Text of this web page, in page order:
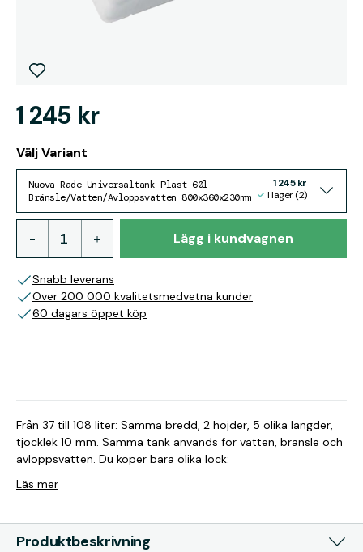
1 245 kr
Välj Variant
Nuova Rade Universaltank Plast 60l
Bränsle/Vatten/Avloppsvatten 800x360x230mm
1 245 kr
I lager (2)
Lägg i kundvagnen
Snabb leverans
Över 200 000 kvalitetsmedvetna kunder
60 dagars öppet köp
Från 37 till 108 liter: Samma bredd, 2 höjder, 5 olika längder,
tjocklek 10 mm. Samma tank används för vatten, bränsle och
avloppsvatten. Du köper bara olika lock:
Läs mer
Produktbeskrivning